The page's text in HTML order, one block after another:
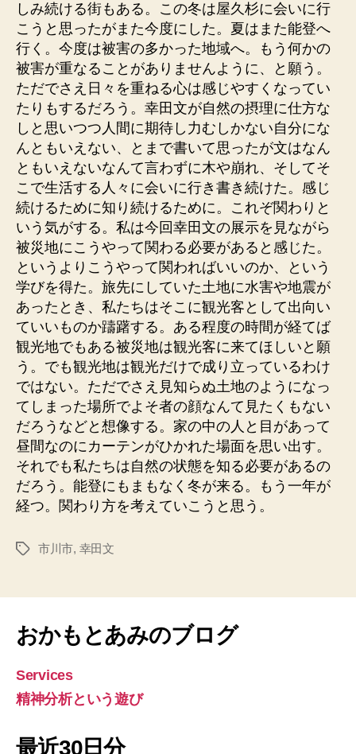
しみ続ける街もある。この冬は屋久杉に会いに行
こうと思ったがまた今度にした。夏はまた能登へ
行く。今度は被害の多かった地域へ。もう何かの
被害が重なることがありませんように、と願う。
ただでさえ日々を重ねる心は感じやすくなってい
たりもするだろう。幸田文が自然の摂理に仕方な
しと思いつつ人間に期待し力むしかない自分にな
んともいえない、とまで書いて思ったが文はなん
ともいえないなんて言わずに木や崩れ、そしてそ
こで生活する人々に会いに行き書き続けた。感じ
続けるために知り続けるために。これぞ関わりと
いう気がする。私は今回幸田文の展示を見ながら
被災地にこうやって関わる必要があると感じた。
というよりこうやって関わればいいのか、という
学びを得た。旅先にしていた土地に水害や地震が
あったとき、私たちはそこに観光客として出向い
ていいものか躊躇する。ある程度の時間が経てば
観光地でもある被災地は観光客に来てほしいと願
う。でも観光地は観光だけで成り立っているわけ
ではない。ただでさえ見知らぬ土地のようになっ
てしまった場所でよそ者の顔なんて見たくもない
だろうなどと想像する。家の中の人と目があって
昼間なのにカーテンがひかれた場面を思い出す。
それでも私たちは自然の状態を知る必要があるの
だろう。能登にもまもなく冬が来る。もう一年が
経つ。関わり方を考えていこうと思う。
タ
市川市, 幸田文
おかもとあみのブログ
Services
精神分析という遊び
最近30日分